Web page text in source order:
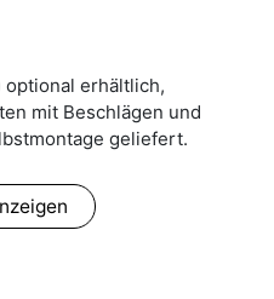
optional erhältlich,
mit Beschlägen und
geliefert.